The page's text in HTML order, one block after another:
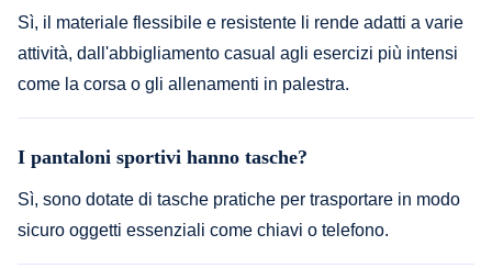
Sì, il materiale flessibile e resistente li rende adatti a varie
attività, dall'abbigliamento casual agli esercizi più intensi
come la corsa o gli allenamenti in palestra.
I pantaloni sportivi hanno tasche?
Sì, sono dotate di tasche pratiche per trasportare in modo
sicuro oggetti essenziali come chiavi o telefono.